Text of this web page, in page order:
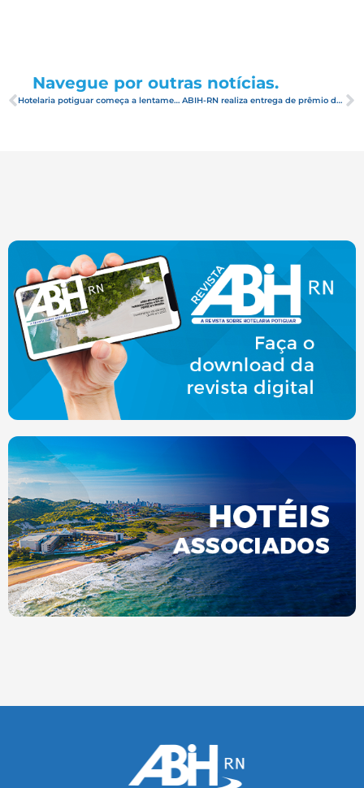
Navegue por outras notícias.
Hotelaria potiguar começa a lentamente se recuperar, mas ainda registra menos de 50% de ocupação ABIH-RN realiza entrega de prêmio da campanha “Tudo Começa Azul” 2019/2020